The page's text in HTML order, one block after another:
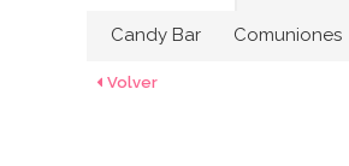
Candy Bar Comuniones
Volver